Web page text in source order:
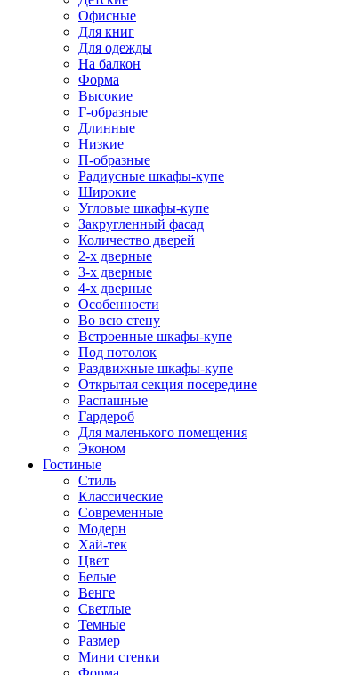
Офисные
Для книг
Для одежды
На балкон
Форма
Высокие
Г-образные
Длинные
Низкие
П-образные
Радиусные шкафы-купе
Широкие
Угловые шкафы-купе
Закругленный фасад
Количество дверей
2-х дверные
3-х дверные
4-х дверные
Особенности
Во всю стену
Встроенные шкафы-купе
Под потолок
Раздвижные шкафы-купе
Открытая секция посередине
Распашные
Гардероб
Для маленького помещения
Эконом
Гостиные
Стиль
Классические
Современные
Модерн
Хай-тек
Цвет
Белые
Венге
Светлые
Темные
Размер
Мини стенки